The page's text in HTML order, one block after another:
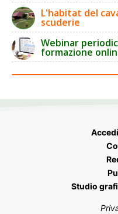
L'habitat del
scuderie
Webinar
formazione
Studio